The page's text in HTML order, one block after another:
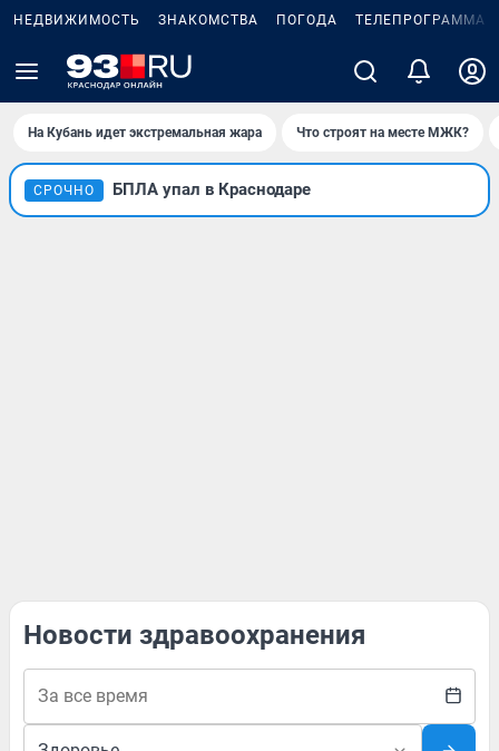
НЕДВИЖИМОСТЬ ЗНАКОМСТВА ПОГОДА ТЕЛЕПРОГРАММА
На Кубань идет экстремальная жара Что строят на месте МЖК?
СРОЧНО БПЛА упал в Краснодаре
Новости здравоохранения